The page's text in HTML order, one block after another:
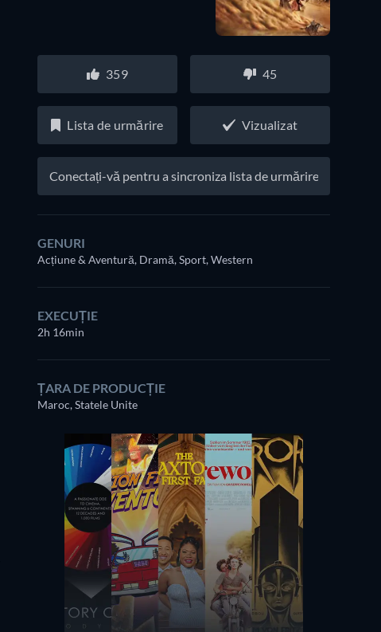
359 45
Lista de urmărire Vizualizat
Conectați-vă pentru a sincroniza lista de urmărire
GENURI
Acțiune & Aventură, Dramă, Sport, Western
EXECUȚIE
2h 16min
ȚARA DE PRODUCȚIE
Maroc, Statele Unite